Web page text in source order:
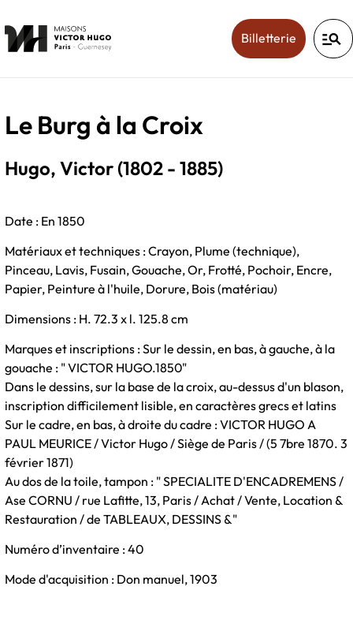
Billetterie manage_search
Le Burg à la Croix
Hugo, Victor (1802 - 1885)
Date : En 1850
Matériaux et techniques : Crayon, Plume (technique),
Pinceau, Lavis, Fusain, Gouache, Or, Frotté, Pochoir, Encre,
Papier, Peinture à l'huile, Dorure, Bois (matériau)
Dimensions : H. 72.3 x l. 125.8 cm
Marques et inscriptions : Sur le dessin, en bas, à gauche, à la
gouache : " VICTOR HUGO.1850"
Dans le dessins, sur la base de la croix, au-dessus d'un blason,
inscription difficilement lisible, en caractères grecs et latins
Sur le cadre, en bas, à droite du cadre : VICTOR HUGO A
PAUL MEURICE / Victor Hugo / Siège de Paris / (5 7bre 1870. 3
février 1871)
Au dos de la toile, tampon : " SPECIALITE D'ENCADREMENS /
Ase CORNU / rue Lafitte, 13, Paris / Achat / Vente, Location &
Restauration / de TABLEAUX, DESSINS &"
Numéro d’inventaire : 40
Mode d'acquisition : Don manuel, 1903